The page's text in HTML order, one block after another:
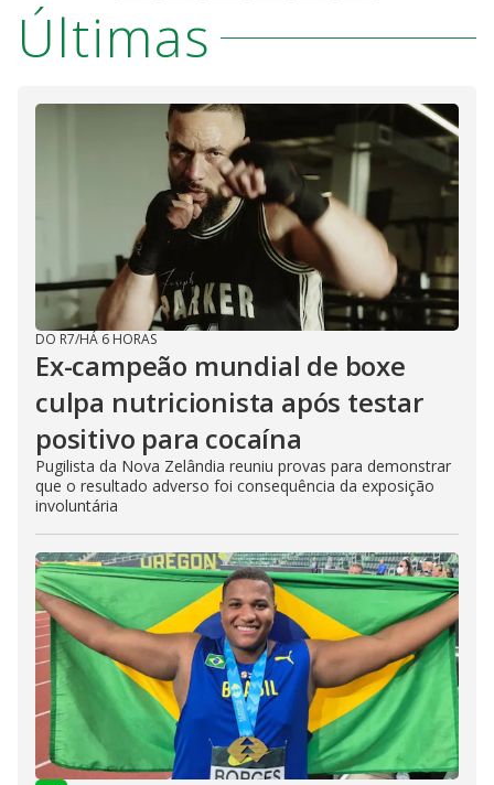
Últimas
DO R7/HÁ 6 HORAS
Ex-campeão mundial de boxe
culpa nutricionista após testar
positivo para cocaína
Pugilista da Nova Zelândia reuniu provas para demonstrar
que o resultado adverso foi consequência da exposição
involuntária